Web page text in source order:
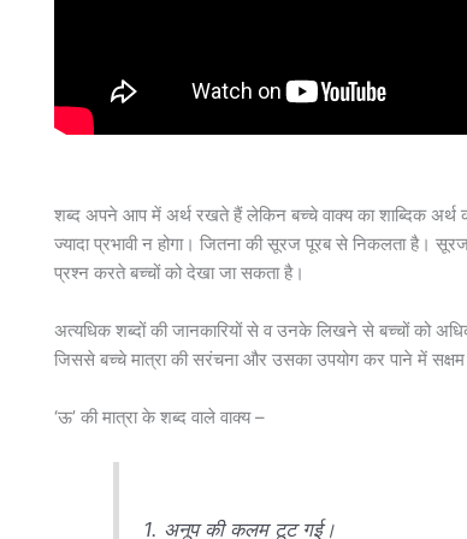
शब्द अपने आप में अर्थ रखते हैं लेकिन बच्चे वाक्य का शाब्दिक
ज्यादा प्रभावी न होगा। जितना की सूरज पूरब से निकलता है।
प्रश्न करते बच्चों को देखा जा सकता है।
अत्यधिक शब्दों की जानकारियों से व उनके लिखने से बच्चों को
जिससे बच्चे मात्रा की सरंचना और उसका उपयोग कर पाने में सक्षम
‘ऊ’ की मात्रा के शब्द वाले वाक्य –
1. अनूप की कलम टूट गई।